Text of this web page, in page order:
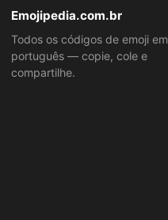
Emojipedia.com.br
Todos os códigos de emoji em
português — copie, cole e
compartilhe.